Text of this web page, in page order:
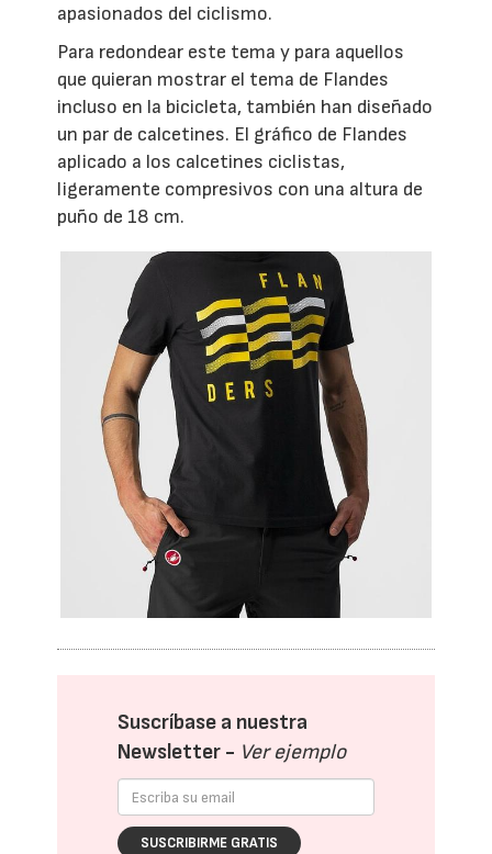
apasionados del ciclismo.
Para redondear este tema y para aquellos
que quieran mostrar el tema de Flandes
incluso en la bicicleta, también han diseñado
un par de calcetines. El gráfico de Flandes
aplicado a los calcetines ciclistas,
ligeramente compresivos con una altura de
puño de 18 cm.
Suscríbase a nuestra
Newsletter - Ver ejemplo
SUSCRIBIRME GRATIS